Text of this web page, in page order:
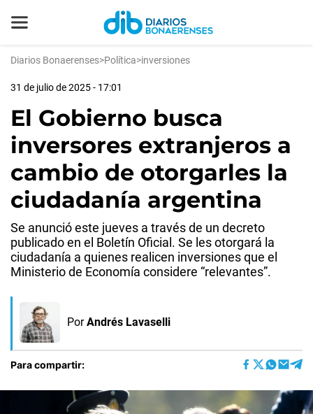
Diarios Bonaerenses>Política>inversiones
31 de julio de 2025 - 17:01
El Gobierno busca
inversores extranjeros a
cambio de otorgarles la
ciudadanía argentina
Se anunció este jueves a través de un decreto
publicado en el Boletín Oficial. Se les otorgará la
ciudadanía a quienes realicen inversiones que el
Ministerio de Economía considere “relevantes”.
Por Andrés Lavaselli
Para compartir: